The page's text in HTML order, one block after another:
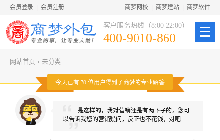
会员登录 会员注册 商梦网校 商梦建站 商梦软件
客户服务热线（8:00-22:00）
400-9010-860
网站首页 › 未分类
今天已有 70 位用户得到了商梦的专业解答
是这样的，我对营销还是有两下子的，您可
以告诉我您的营销疑问，反正也不花钱，对吧